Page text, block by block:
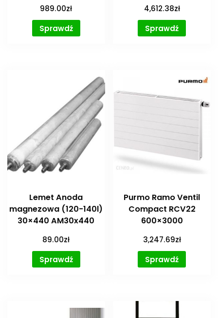
989.00zł
Sprawdź
4,612.38zł
Sprawdź
Lemet Anoda
magnezowa (120-140l)
30×440 AM30x440
89.00zł
Sprawdź
Purmo Ramo Ventil
Compact RCV22
600×3000
3,247.69zł
Sprawdź